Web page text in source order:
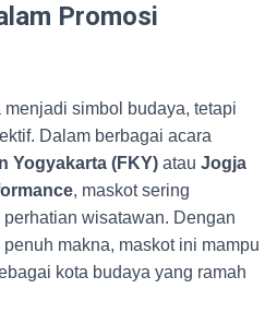
Promosi
simbol budaya, tetapi
Dalam berbagai acara
Yogyakarta (FKY) atau Jogja
, maskot sering
wisatawan. Dengan
makna, maskot ini mampu
kota budaya yang ramah